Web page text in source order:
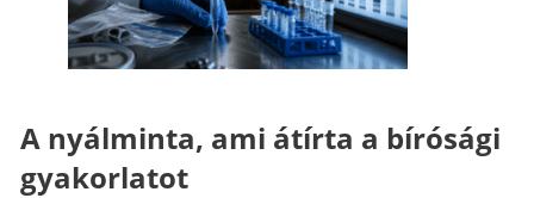
A nyálminta, ami átírta a bírósági
gyakorlatot